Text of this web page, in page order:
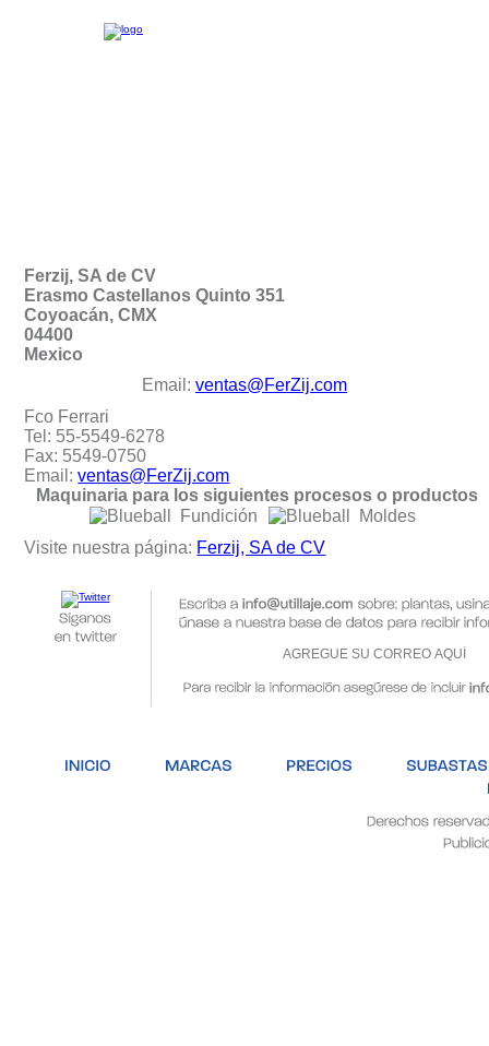
Ferzij, SA de CV
Erasmo Castellanos Quinto 351
Coyoacán, CMX
04400
Mexico
Email: ventas@FerZij.com
Fco Ferrari
Tel: 55-5549-6278
Fax: 5549-0750
Email:ventas@FerZij.com
Maquinaria para los siguientes procesos o productos
Fundición
Moldes
Visite nuestra página: Ferzij, SA de CV